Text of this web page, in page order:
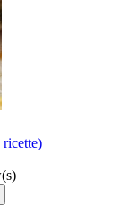
ricette)